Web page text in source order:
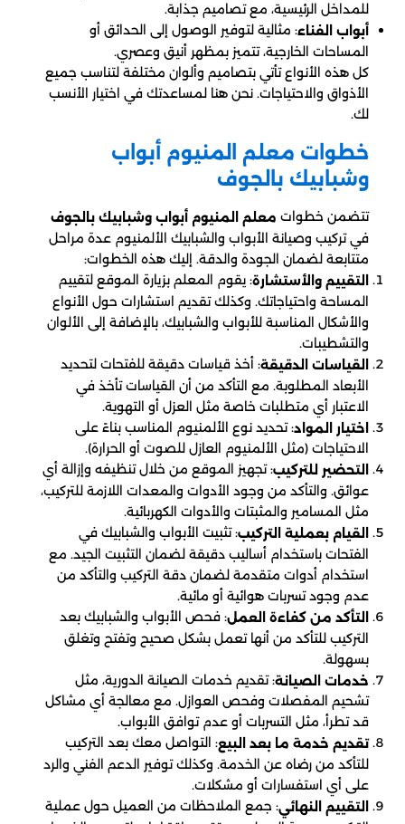
للمداخل الرئيسية، مع تصاميم جذابة.
أبواب الفناء: مثالية لتوفير الوصول إلى الحدائق أو
المساحات الخارجية، تتميز بمظهر أنيق وعصري.
كل هذه الأنواع تأتي بتصاميم وألوان مختلفة لتناسب جميع
الأذواق والاحتياجات. نحن هنا لمساعدتك في اختيار الأنسب
لك.
خطوات معلم المنيوم أبواب
وشبابيك بالجوف
تتضمن خطوات معلم المنيوم أبواب وشبابيك بالجوف
في تركيب وصيانة الأبواب والشبابيك الألمنيوم عدة مراحل
متتابعة لضمان الجودة والدقة. إليك هذه الخطوات:
التقييم والأستشارة: يقوم المعلم بزيارة الموقع لتقييم
المساحة واحتياجاتك. وكذلك تقديم استشارات حول الأنواع
والأشكال المناسبة للأبواب والشبابيك، بالإضافة إلى الألوان
والتشطيبات.
القياسات الدقيقة: أخذ قياسات دقيقة للفتحات لتحديد
الأبعاد المطلوبة. مع التأكد من أن القياسات تأخذ في
الاعتبار أي متطلبات خاصة مثل العزل أو التهوية.
اختيار المواد: تحديد نوع الألمنيوم المناسب بناءً على
الاحتياجات (مثل الألمنيوم العازل للصوت أو الحرارة).
التحضير للتركيب: تجهيز الموقع من خلال تنظيفه وإزالة أي
عوائق. والتأكد من وجود الأدوات والمعدات اللازمة للتركيب،
مثل المسامير والمثبتات والأدوات الكهربائية.
القيام بعملية التركيب: تثبيت الأبواب والشبابيك في
الفتحات باستخدام أساليب دقيقة لضمان التثبيت الجيد. مع
استخدام أدوات متقدمة لضمان دقة التركيب والتأكد من
عدم وجود تسربات هوائية أو مائية.
التأكد من كفاءة العمل: فحص الأبواب والشبابيك بعد
التركيب للتأكد من أنها تعمل بشكل صحيح وتفتح وتغلق
بسهولة.
خدمات الصيانة: تقديم خدمات الصيانة الدورية، مثل
تشحيم المفصلات وفحص العوازل. مع معالجة أي مشاكل
قد تطرأ، مثل التسربات أو عدم توافق الأبواب.
تقديم خدمة ما بعد البيع: التواصل معك بعد التركيب
للتأكد من رضاه عن الخدمة. وكذلك توفير الدعم الفني والرد
على أي استفسارات أو مشكلات.
التقييم النهائي: جمع الملاحظات من العميل حول عملية